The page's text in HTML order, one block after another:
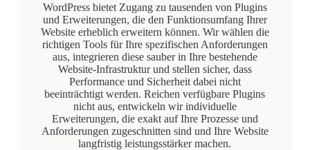
WordPress bietet Zugang zu tausenden von Plugins
und Erweiterungen, die den Funktionsumfang Ihrer
Website erheblich erweitern können. Wir wählen die
richtigen Tools für Ihre spezifischen Anforderungen
aus, integrieren diese sauber in Ihre bestehende
Website-Infrastruktur und stellen sicher, dass
Performance und Sicherheit dabei nicht
beeinträchtigt werden. Reichen verfügbare Plugins
nicht aus, entwickeln wir individuelle
Erweiterungen, die exakt auf Ihre Prozesse und
Anforderungen zugeschnitten sind und Ihre Website
langfristig leistungsstärker machen.